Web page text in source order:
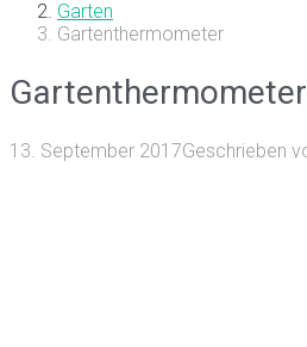
Garten
Gartenthermometer
Gartenthermometer
13. September 2017Geschrieben